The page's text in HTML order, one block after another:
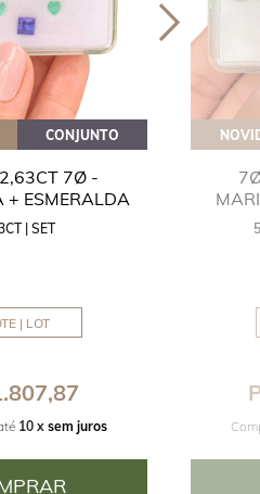
CONJUNTO
7Ø -
+ ESMERALDA
| SET
| LOT
10 x sem juros